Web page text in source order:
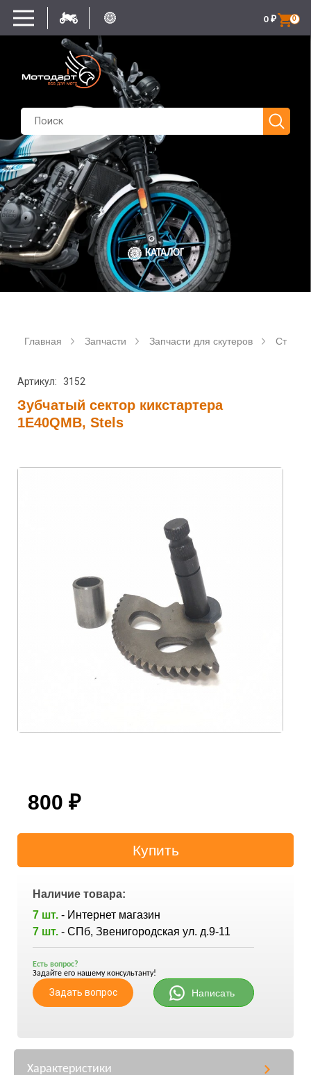
0
0 ₽
КАТАЛОГ
Главная Запчасти Запчасти для скутеров
Артикул: 3152
Зубчатый сектор кикстартера
1E40QMB, Stels
800 ₽
Наличие товара:
7 шт. - Интернет магазин
7 шт. - СПб, Звенигородская ул. д.9-11
Есть вопрос?
Задайте его нашему консультанту!
Задать вопрос Написать
Характеристики